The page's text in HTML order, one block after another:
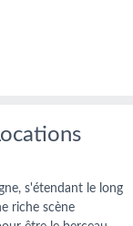
s'étendant le long
riche scène